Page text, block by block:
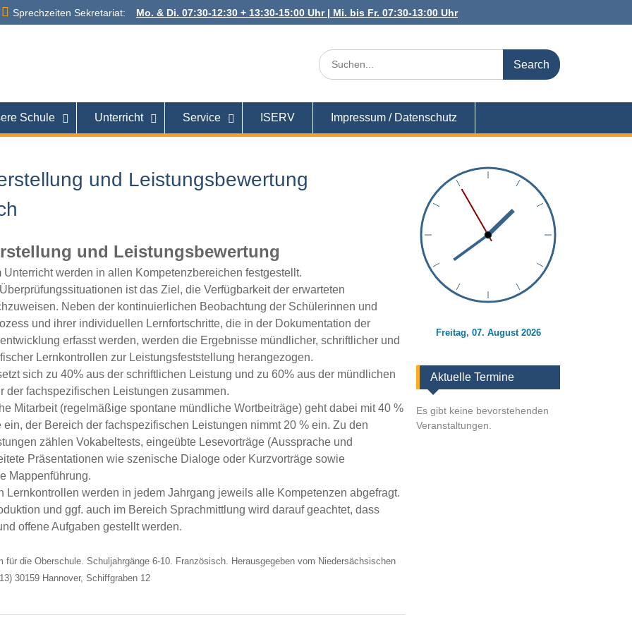
Sprechzeiten Sekretariat: Mo. & Di. 07:30-12:30 + 13:30-15:00 Uhr | Mi. bis Fr. 07:30-13:00 Uhr
Search
for:
Schule Unterricht Service ISERV Impressum / Datenschutz
und Leistungsbewertung
und Leistungsbewertung
Unterricht werden in allen Kompetenzbereichen festgestellt.
ist das Ziel, die Verfügbarkeit der erwarteten
Neben der kontinuierlichen Beobachtung der Schülerinnen und
und ihrer individuellen Lernfortschritte, die in der Dokumentation der
erfasst werden, werden die Ergebnisse mündlicher, schriftlicher und
Lernkontrollen zur Leistungsfeststellung herangezogen.
sich zu 40% aus der schriftlichen Leistung und zu 60% aus der mündlichen
der fachspezifischen Leistungen zusammen.
Mitarbeit (regelmäßige spontane mündliche Wortbeiträge) geht dabei mit 40 %
ein, der Bereich der fachspezifischen Leistungen nimmt 20 % ein. Zu den
zählen Vokabeltests, eingeübte Lesevorträge (Aussprache und
Präsentationen wie szenische Dialoge oder Kurzvorträge sowie
Mappenführung.
Lernkontrollen werden in jedem Jahrgang jeweils alle Kompetenzen abgefragt.
und ggf. auch im Bereich Sprachmittlung wird darauf geachtet, dass
offene Aufgaben gestellt werden.
für die Oberschule. Schuljahrgänge 6-10. Französisch. Herausgegeben vom Niedersächsischen
30159 Hannover, Schiffgraben 12
Freitag, 07. August 2026
Aktuelle Termine
Es gibt keine bevorstehenden
Veranstaltungen.